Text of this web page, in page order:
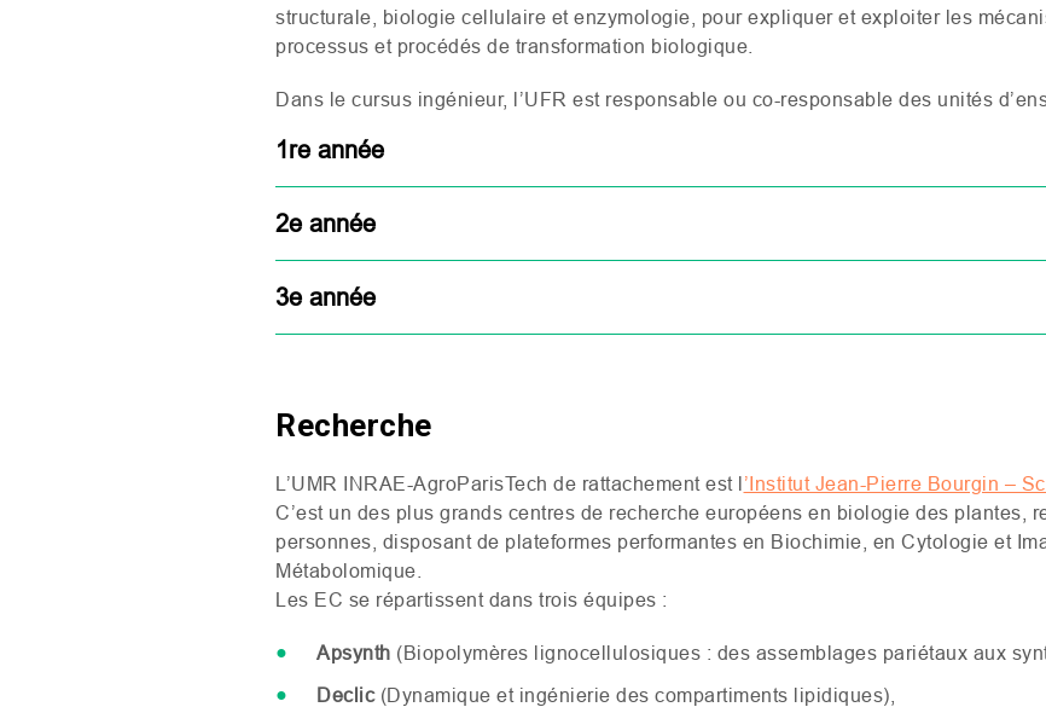
structurale, biologie cellulaire et enzymologie, pour expliquer et exploiter les
processus et procédés de transformation biologique.
Dans le cursus ingénieur, l’UFR est responsable ou co-responsable des unités
1re année
2e année
3e année
Recherche
L’UMR INRAE-AgroParisTech de rattachement est l’Institut Jean-Pierre Bourgin –
C’est un des plus grands centres de recherche européens en biologie des plantes,
personnes, disposant de plateformes performantes en Biochimie, en Cytologie et
Métabolomique.
Les EC se répartissent dans trois équipes :
Apsynth (Biopolymères lignocellulosiques : des assemblages pariétaux aux
Declic(Dynamique et ingénierie des compartiments lipidiques),